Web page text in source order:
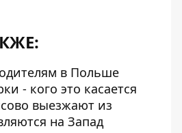
в Польше
- кого это касается
выезжают из
на Запад